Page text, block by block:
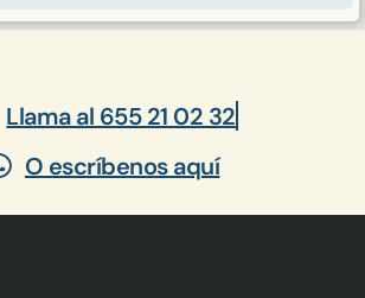
Llama al 655 21 02 32
O escríbenos aquí